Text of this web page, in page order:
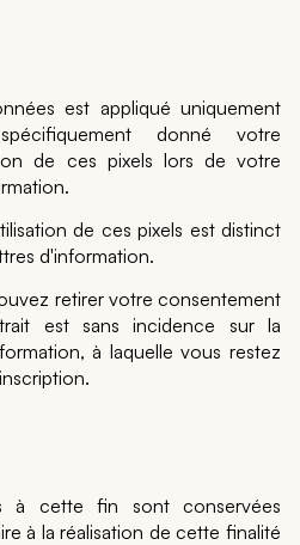
est appliqué uniquement
donné votre
de ces pixels lors de votre
de ces pixels est distinct
d'information.
retirer votre consentement
est sans incidence sur la
à laquelle vous restez
à cette fin sont conservées
à la réalisation de cette finalité